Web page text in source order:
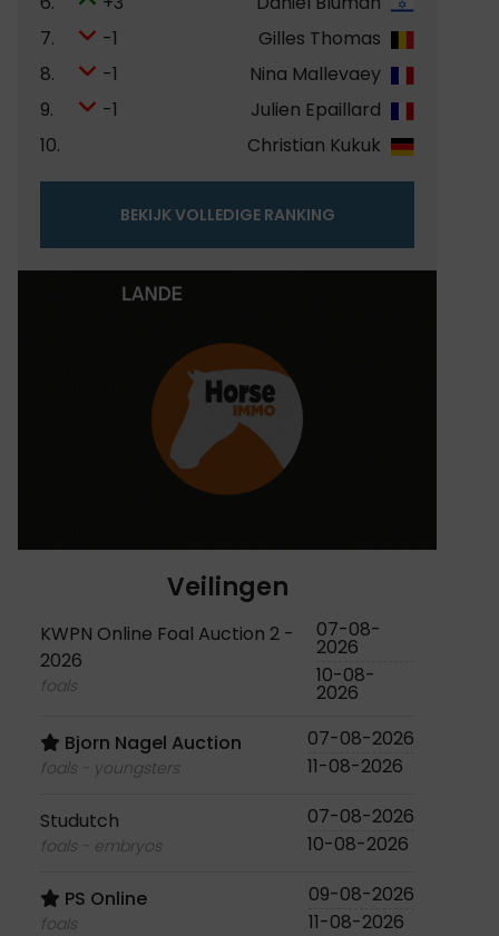
7.
-1
Gilles Thomas
8.
-1
Nina Mallevaey
9.
-1
Julien Epaillard
10.
Christian Kukuk
BEKIJK VOLLEDIGE RANKING
Veilingen
KWPN Online Foal Auction 2 -
2026
foals
07-08-
2026
10-08-
2026
Bjorn Nagel Auction
foals - youngsters
07-08-2026
11-08-2026
Studutch
foals - embryos
07-08-2026
10-08-2026
PS Online
foals
09-08-2026
11-08-2026